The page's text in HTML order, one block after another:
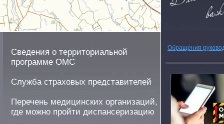
Сведения о территориальной
программе ОМС
Служба страховых представителей
Перечень медицинских организаций,
где можно пройти диспансеризацию
Обращения